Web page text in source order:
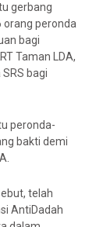
gerbang
peronda
bagi
Taman LDA,
bagi
peronda-
bakti demi
telah
AntiDadah